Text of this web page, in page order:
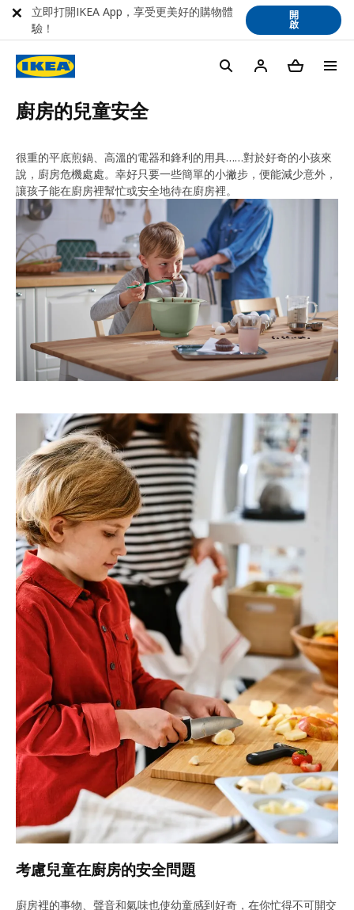
廚房的兒童安全
很重的平底煎鍋、高溫的電器和鋒利的用具……對於好奇的小孩來
說，廚房危機處處。幸好只要一些簡單的小撇步，便能減少意外，
讓孩子能在廚房裡幫忙或安全地待在廚房裡。
考慮兒童在廚房的安全問題
廚房裡的事物、聲音和氣味也使幼童感到好奇，在你忙得不可開交
立即打開IKEA App，享受更美好的購物體
驗！
開
啟